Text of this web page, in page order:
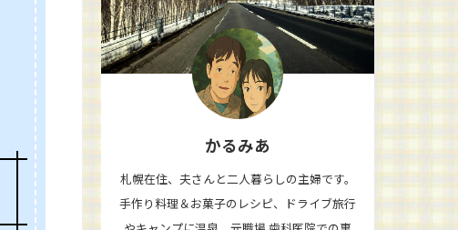
かるみあ
札幌在住、夫さんと二人暮らしの主婦です。
手作り料理＆お菓子のレシピ、ドライブ旅行